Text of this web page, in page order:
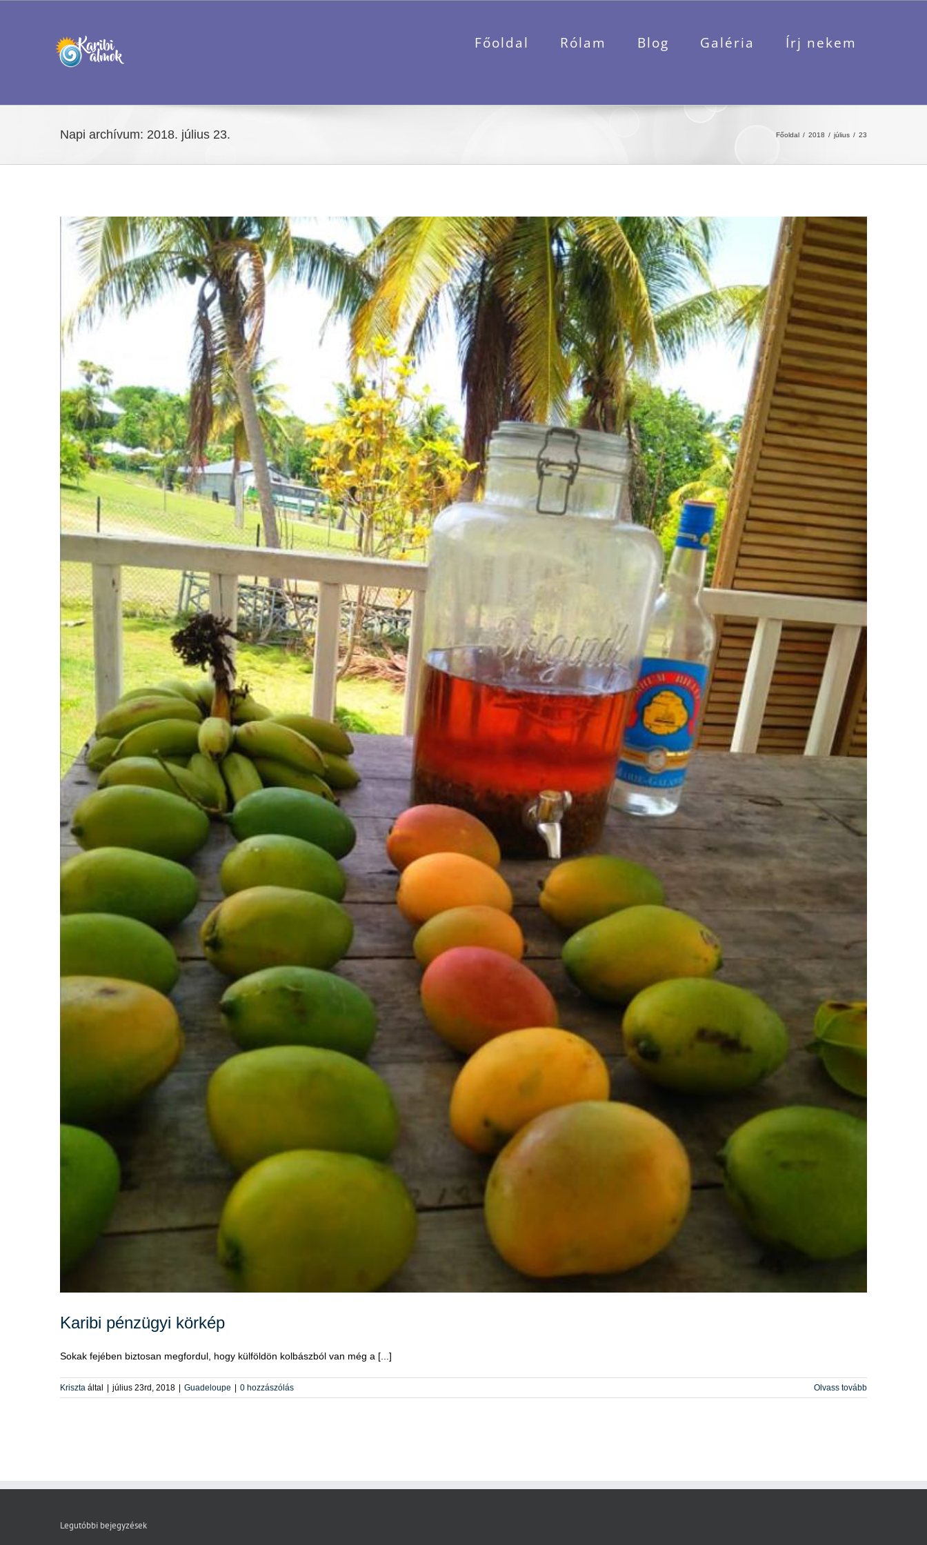
Főoldal Rólam Blog Galéria Írj nekem
Napi archívum: 2018. július 23. Főoldal 2018 július 23
Karibi pénzügyi körkép
Sokak fejében biztosan megfordul, hogy külföldön kolbászból van még a [...]
Kriszta által július 23rd, 2018 Guadeloupe 0 hozzászólás Olvass tovább
Legutóbbi bejegyzések